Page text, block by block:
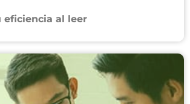
al leer